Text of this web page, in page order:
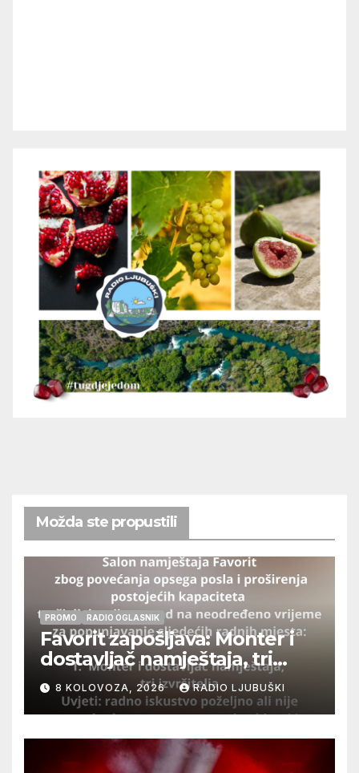
Možda ste propustili
PROMO RADIO OGLASNIK
Favorit zapošljava: Monter i
dostavljač namještaja, tri
izvršitelja
8 KOLOVOZA, 2026 RADIO LJUBUŠKI